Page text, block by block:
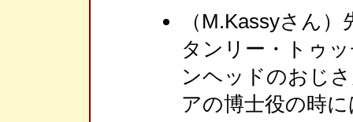
（M.Kassyさん
タンリー・トゥ
ンヘッドのおじ
アの博士役の時